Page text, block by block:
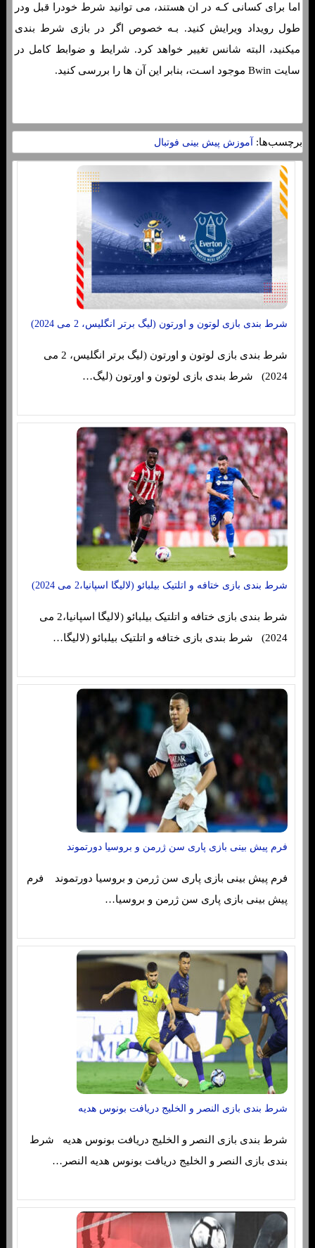
اما برای کسانی کـه در ان هستند، می توانید شرط خودرا قبل ودر
طول رویداد ویرایش کنید. بـه خصوص اگر در بازی شرط بندی
میکنید، البته شانس تغییر خواهد کرد. شرایط و ضوابط کامل در
سایت Bwin موجود اسـت، بنابر این آن ها را بررسی کنید.
برچسب‌ها: آموزش پیش بینی فوتبال
شرط بندی بازی لوتون و اورتون (لیگ برتر انگلیس، 2 می 2024)
شرط بندی بازی لوتون و اورتون (لیگ برتر انگلیس، 2 می
2024) شرط بندی بازی لوتون و اورتون (لیگ…
شرط بندی بازی ختافه و اتلتیک بیلبائو (لالیگا اسپانیا،2 می 2024)
شرط بندی بازی ختافه و اتلتیک بیلبائو (لالیگا اسپانیا،2 می
2024) شرط بندی بازی ختافه و اتلتیک بیلبائو (لالیگا…
فرم پیش بینی بازی پاری سن ژرمن و بروسیا دورتموند
فرم پیش بینی بازی پاری سن ژرمن و بروسیا دورتموند فرم
پیش بینی بازی پاری سن ژرمن و بروسیا…
شرط بندی بازی النصر و الخلیج دریافت بونوس هدیه
شرط بندی بازی النصر و الخلیج دریافت بونوس هدیه شرط
بندی بازی النصر و الخلیج دریافت بونوس هدیه النصر…